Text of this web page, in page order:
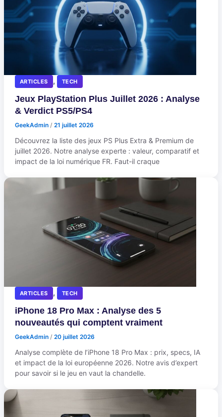
ARTICLES , TECH
Jeux PlayStation Plus Juillet 2026 : Analyse
& Verdict PS5/PS4
GeekAdmin / 21 juillet 2026
Découvrez la liste des jeux PS Plus Extra & Premium de
juillet 2026. Notre analyse experte : valeur, comparatif et
impact de la loi numérique FR. Faut-il craque
ARTICLES , TECH
iPhone 18 Pro Max : Analyse des 5
nouveautés qui comptent vraiment
GeekAdmin / 20 juillet 2026
Analyse complète de l’iPhone 18 Pro Max : prix, specs, IA
et impact de la loi européenne 2026. Notre avis d’expert
pour savoir si le jeu en vaut la chandelle.